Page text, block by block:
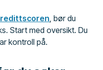
, bør du
Start med oversikt. Du
kontroll på.